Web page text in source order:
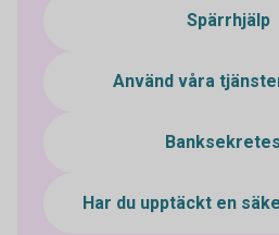
Spärrhjälp
Använd våra
Har du upptäckt en